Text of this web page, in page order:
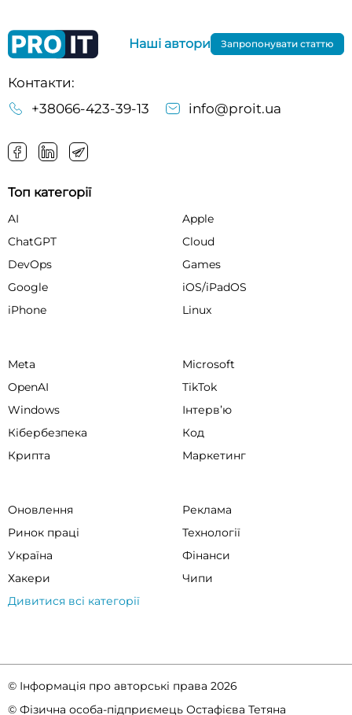
Контакти:
+38066-423-39-13
info@proit.ua
Наші автори Запропонувати статтю
Топ категорії
AI
Apple
ChatGPT
Cloud
DevOps
Games
Google
iOS/iPadOS
iPhone
Linux
Meta
Microsoft
OpenAI
TikTok
Windows
Інтервʼю
Кібербезпека
Код
Крипта
Маркетинг
Оновлення
Реклама
Ринок праці
Технології
Україна
Фінанси
Хакери
Чипи
Дивитися всі категорії
© Інформація про авторські права 2026
© Фізична особа-підприємець Остафієва Тетяна